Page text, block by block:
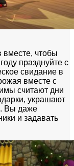
вместе, чтобы
празднуйте с
свидание в
вместе с
считают дни
украшают
Вы даже
и задавать